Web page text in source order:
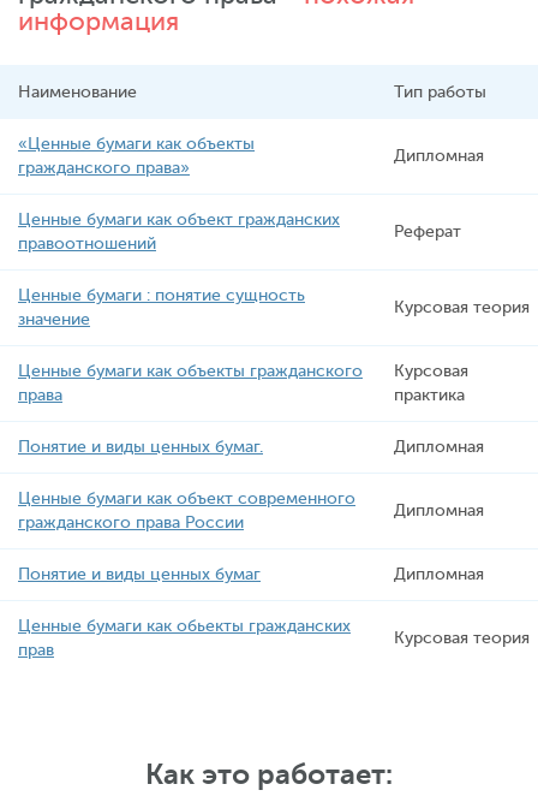
информация
Наименование Тип работы
«Ценные бумаги как объекты
гражданского права»
Дипломная
Ценные бумаги как объект гражданских
правоотношений
Реферат
Ценные бумаги : понятие сущность
значение
Курсовая теория
Ценные бумаги как объекты гражданского
права
Курсовая
практика
Понятие и виды ценных бумаг. Дипломная
Ценные бумаги как объект современного
гражданского права России
Дипломная
Понятие и виды ценных бумаг Дипломная
Ценные бумаги как обьекты гражданских
прав
Курсовая теория
Как это работает: